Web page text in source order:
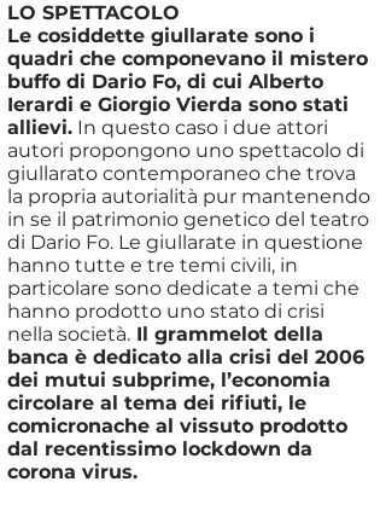
LO SPETTACOLO
Le cosiddette giullarate sono i
quadri che componevano il mistero
buffo di Dario Fo, di cui Alberto
Ierardi e Giorgio Vierda sono stati
allievi. In questo caso i due attori
autori propongono uno spettacolo di
giullarato contemporaneo che trova
la propria autorialità pur mantenendo
in se il patrimonio genetico del teatro
di Dario Fo. Le giullarate in questione
hanno tutte e tre temi civili, in
particolare sono dedicate a temi che
hanno prodotto uno stato di crisi
nella società. Il grammelot della
banca è dedicato alla crisi del 2006
dei mutui subprime, l’economia
circolare al tema dei rifiuti, le
comicronache al vissuto prodotto
dal recentissimo lockdown da
corona virus.